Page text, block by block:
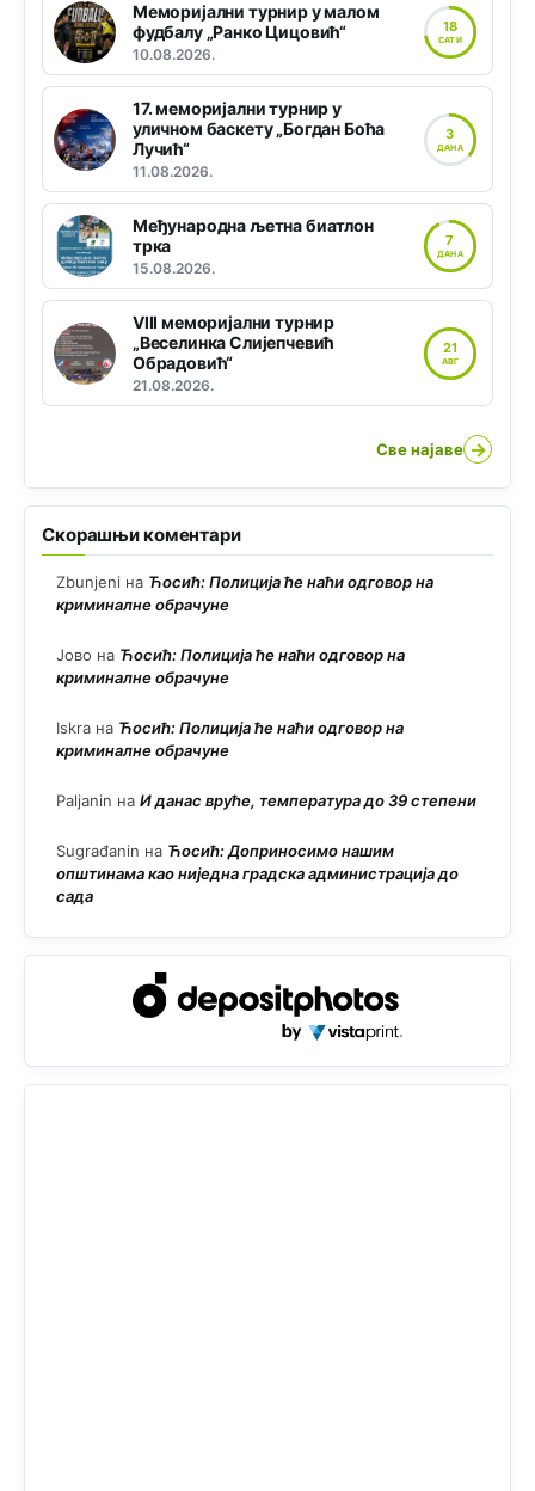
Меморијални турнир у малом
фудбалу „Ранко Цицовић“
10.08.2026.
18
САТИ
17. меморијални турнир у
уличном баскету „Богдан Боћа
Лучић“
11.08.2026.
3
ДАНА
Међународна љетна биатлон
трка
15.08.2026.
7
ДАНА
VIII меморијални турнир
„Веселинка Слијепчевић
Обрадовић“
21.08.2026.
21
АВГ
Све најаве →
Скорашњи коментари
Zbunjeni на Ћосић: Полиција ће наћи одговор на
криминалне обрачуне
Јово на Ћосић: Полиција ће наћи одговор на
криминалне обрачуне
Iskra на Ћосић: Полиција ће наћи одговор на
криминалне обрачуне
Paljanin на И данас вруће, температура до 39 степени
Sugrađanin на Ћосић: Доприносимо нашим
општинама као ниједна градска администрација до
сада